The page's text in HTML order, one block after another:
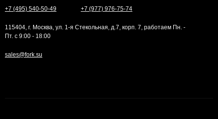
+7 (495) 540-50-49 +7 (977) 976-75-74
115404, г. Москва, ул. 1-я Стекольная, д.7, корп. 7, работаем Пн. -
Пт. с 9:00 - 18:00
sales@fork.su